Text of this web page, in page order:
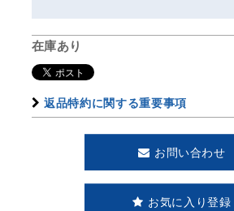
在庫あり
返品特約に関する重要事項
お問い合わせ
お気に入り登録